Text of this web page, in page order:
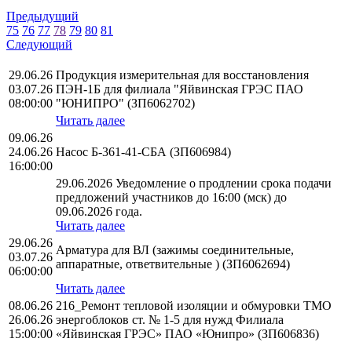
Предыдущий
75 76 77 78 79 80 81
Следующий
29.06.26
03.07.26
08:00:00
Продукция измерительная для восстановления
ПЭН-1Б для филиала "Яйвинская ГРЭС ПАО
"ЮНИПРО" (ЗП6062702)
Читать далее
09.06.26
24.06.26
16:00:00
Насос Б-361-41-СБА (ЗП606984)
29.06.2026 Уведомление о продлении срока подачи
предложений участников до 16:00 (мск) до
09.06.2026 года.
Читать далее
29.06.26
03.07.26
06:00:00
Арматура для ВЛ (зажимы соединительные,
аппаратные, ответвительные ) (ЗП6062694)
Читать далее
08.06.26
26.06.26
15:00:00
216_Ремонт тепловой изоляции и обмуровки ТМО
энергоблоков ст. № 1-5 для нужд Филиала
«Яйвинская ГРЭС» ПАО «Юнипро» (ЗП606836)